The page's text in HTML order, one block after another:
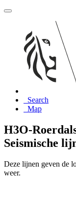
Search
Map
H3O-
Seismische
Deze lijnen geven de
weer.